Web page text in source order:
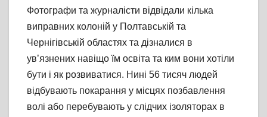
Фотографи та журналісти відвідали кілька
виправних колоній у Полтавській та
Чернігівській областях та дізналися в
ув’язнених навіщо їм освіта та ким вони хотіли
бути і як розвиватися. Нині 56 тисяч людей
відбувають покарання у місцях позбавлення
волі або перебувають у слідчих ізоляторах в